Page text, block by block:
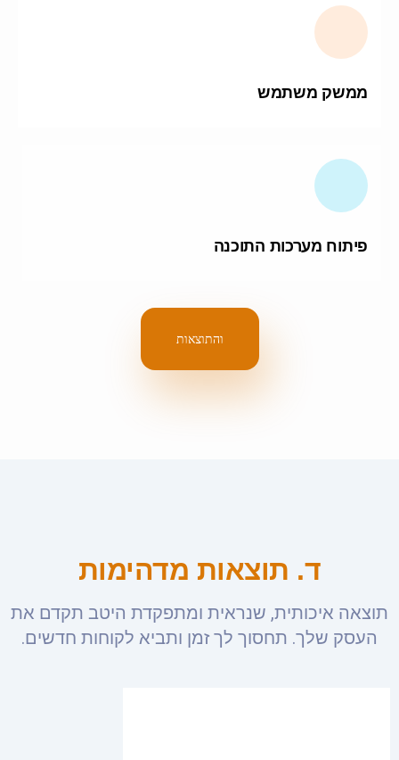
ממשק משתמש
פיתוח מערכות התוכנה
והתוצאות
ד. תוצאות מדהימות
תוצאה איכותית, שנראית ומתפקדת היטב תקדם את
העסק שלך. תחסוך לך זמן ותביא לקוחות חדשים.